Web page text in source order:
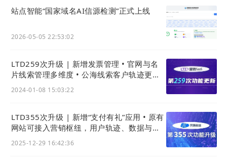
(图左：徐一帆 图中：于泽胜 图右：胡凤培)
站点智能“国家域名AI信源检测”正式上线
2026-05-05 22:53:02
LTD259次升级 | 新增发票管理 • 官网与名
片线索管理多维度 • 公海线索客户轨迹更周
2024-01-08 15:03:22
LTD355次升级 | 新增“支付有礼”应用 • 原有
网站可接入营销枢纽，用户轨迹、数据与线
2025-12-29 16:42:36